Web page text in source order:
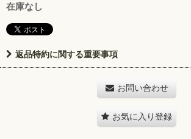
在庫なし
返品特約に関する重要事項
お問い合わせ
お気に入り登録